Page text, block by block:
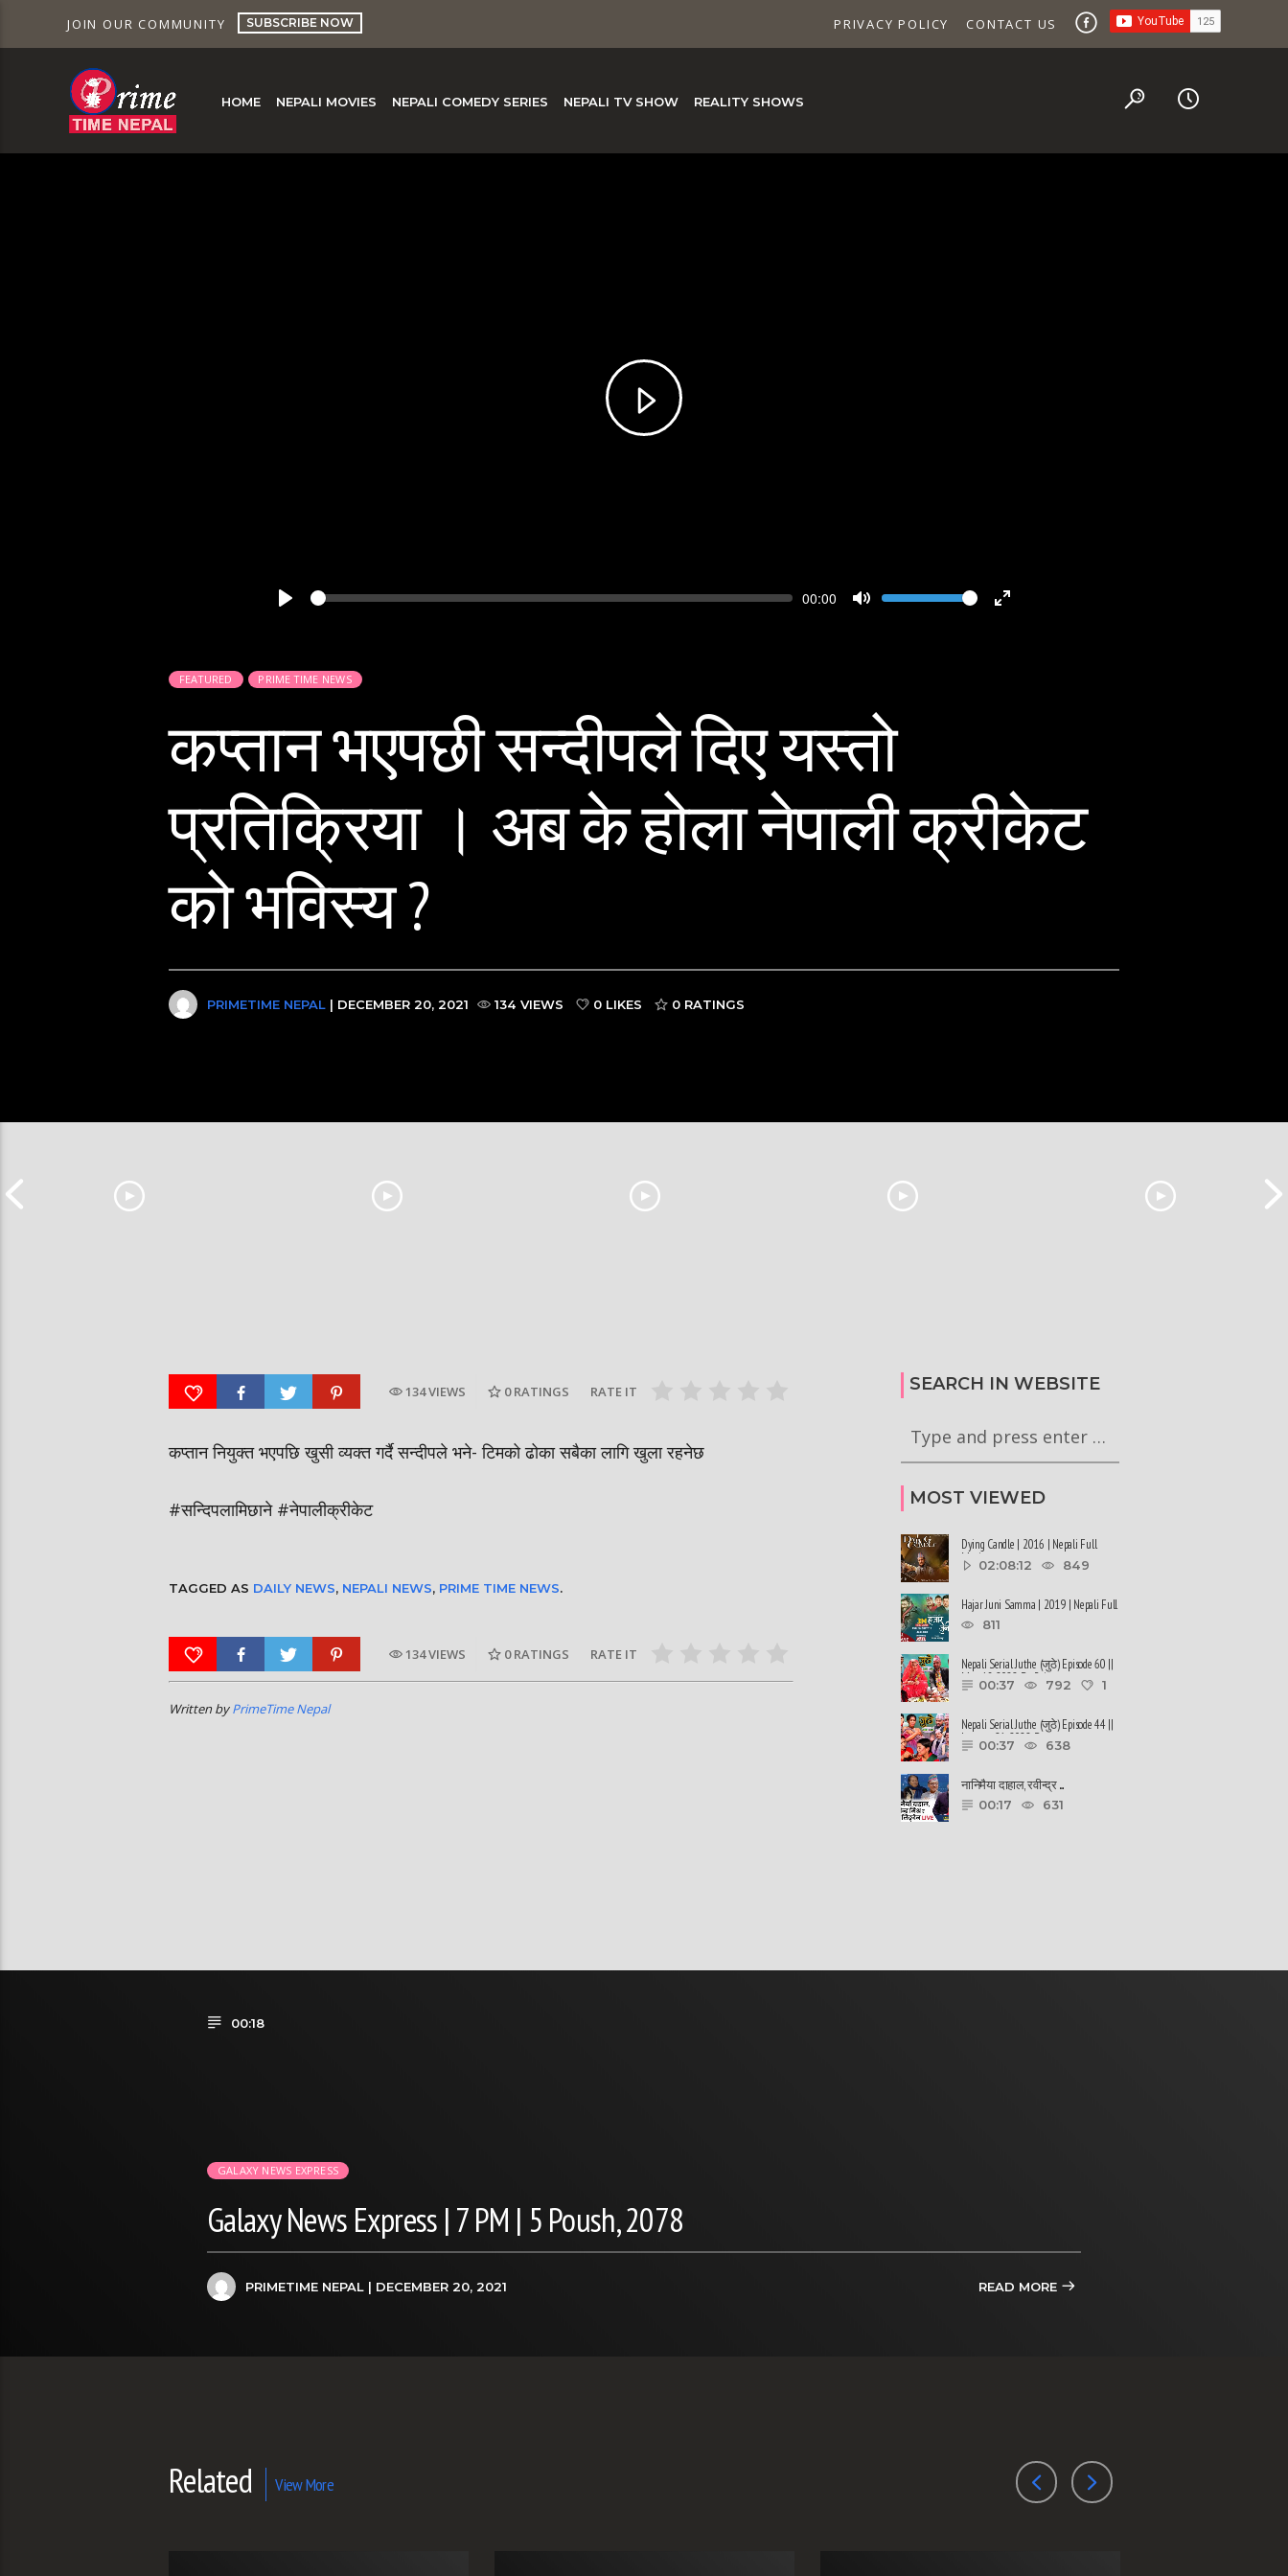
JOIN OUR COMMUNITY SUBSCRIBE NOW CONTACT US
PRIVACY POLICY
HOME NEPALI MOVIES NEPALI COMEDY SERIES NEPALI TV SHOW REALITY SHOWS
Seek Current
00:00 Volume
FEATURED PRIME TIME NEWS
कप्तान भएपछी सन्दीपले दिए यस्तो
प्रतिक्रिया । अब के होला नेपाली क्रीकेट
को भविस्य ?
PRIMETIME NEPAL | DECEMBER 20, 2021 134 VIEWS 0 LIKES 0 RATINGS
इन्टरनेसनल २०२६’ घोषित भएकी छन्
१२ मा दुर्लभ पूर्ण सूर्यग्रहण देखिने
#saansad #balenpm
134 VIEWS 0 RATINGS RATE IT
कप्तान नियुक्त भएपछि खुसी व्यक्त गर्दै सन्दीपले भने- टिमको ढोका सबैका लागि खुला रहनेछ
#सन्दिपलामिछाने #नेपालीक्रीकेट
TAGGED AS DAILY NEWS, NEPALI NEWS, PRIME TIME NEWS.
134 VIEWS 0 RATINGS RATE IT
Written byPrimeTime Nepal
SEARCH IN WEBSITE
MOST VIEWED
Dying Candle | 2016 | Nepali Full
Movie02:08:12 849
Hajar Juni Samma | 2019 | Nepali Full
Movie811
Nepali Serial Juthe (जुठे) Episode 60 ||
May 18-2022 By Raju ......
00:37 792 1
Nepali Serial Juthe (जुठे) Episode 44 ||
January 26-2022 By ......
00:37 638
नानिमैया दाहाल, रवीन्द्र ......
00:17 631
00:18
GALAXY NEWS EXPRESS
Galaxy News Express | 7 PM | 5 Poush, 2078
PRIMETIME NEPAL | DECEMBER 20, 2021 READ MORE
Related View More